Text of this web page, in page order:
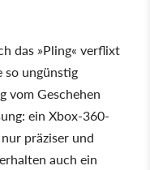
das »Pling« verflixt
so ungünstig
vom Geschehen
ein Xbox-360-
präziser und
auch ein